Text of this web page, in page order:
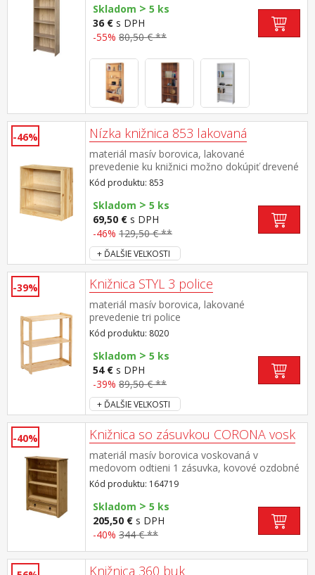
Skladom > 5 ks
36 € s DPH
-55% 80,50 € **
-46% Nízka knižnica 853 lakovaná
materiál masív borovica, lakované
prevedenie ku knižnici možno dokúpiť drevené
dvierka 855 alebo 855K cena knižnice je bez
dvierok
Kód produktu: 853
Skladom > 5 ks
69,50 € s DPH
-46% 129,50 € **
+ ĎALŠIE VEĽKOSTI
-39% Knižnica STYL 3 police
materiál masív borovica, lakované
prevedenie tri police
Kód produktu: 8020
Skladom > 5 ks
54 € s DPH
-39% 89,50 € **
+ ĎALŠIE VEĽKOSTI
-40% Knižnica so zásuvkou CORONA vosk
materiál masív borovica voskovaná v
medovom odtieni 1 zásuvka, kovové ozdobné
úchytky súčasť zostavy Corona
Kód produktu: 164719
Skladom > 5 ks
205,50 € s DPH
-40% 344 € **
Knižnica 360 buk